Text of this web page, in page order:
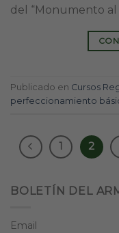
del “Monumento
Publicado en Cursos
perfeccionamiento
1 2
BOLETÍN DEL
Email